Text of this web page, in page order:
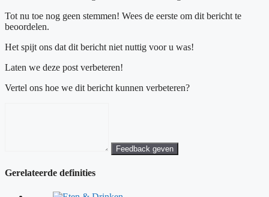
Tot nu toe nog geen stemmen! Wees de eerste om dit bericht te
beoordelen.
Het spijt ons dat dit bericht niet nuttig voor u was!
Laten we deze post verbeteren!
Vertel ons hoe we dit bericht kunnen verbeteren?
Feedback geven
Gerelateerde definities